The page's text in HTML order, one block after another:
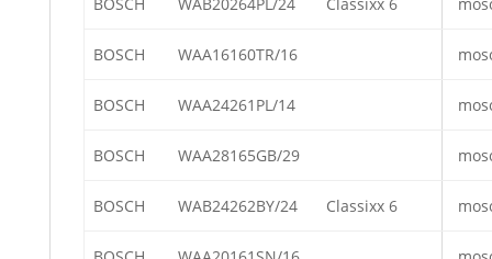
BOSCH WAA16160TR/16
BOSCH WAA24261PL/14
BOSCH WAA28165GB/29
BOSCH WAB24262BY/24 Classixx 6